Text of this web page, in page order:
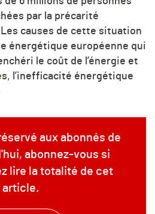
par la précarité
causes de cette situation
énergétique européenne qui
le coût de l’énergie et
l’inefficacité énergétique
aux abonnés de
abonnez-vous si
lire la totalité de cet
article.